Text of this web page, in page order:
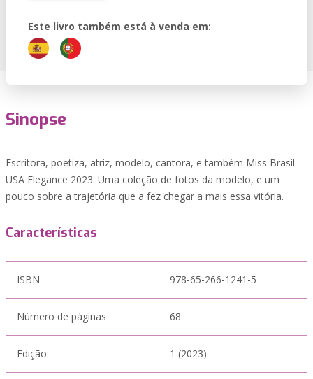
Este livro também está à venda em:
Sinopse
Escritora, poetiza, atriz, modelo, cantora, e também Miss Brasil
USA Elegance 2023. Uma coleção de fotos da modelo, e um
pouco sobre a trajetória que a fez chegar a mais essa vitória.
Características
ISBN 978-65-266-1241-5
Número de páginas 68
Edição 1 (2023)